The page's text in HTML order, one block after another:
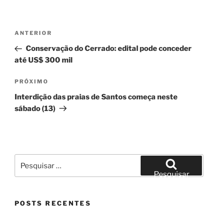
Navegação
Post
Post
anterior
ANTERIOR
Conservação do Cerrado: edital pode conceder
até US$ 300 mil
Próximo
post
PRÓXIMO
Interdição das praias de Santos começa neste
sábado (13)
por:
Pesquisar
POSTS RECENTES